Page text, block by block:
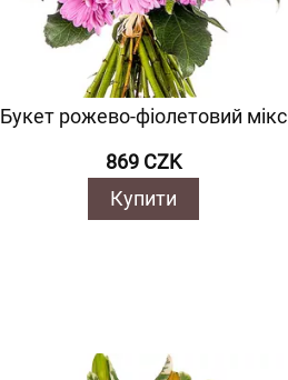
Букет рожево-фіолетовий мікс
869 CZK
Купити